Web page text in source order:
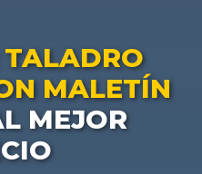
TALADRO
MALETÍN
MEJOR